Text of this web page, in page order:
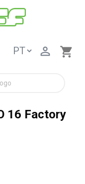
shopping_cart

16 Factory